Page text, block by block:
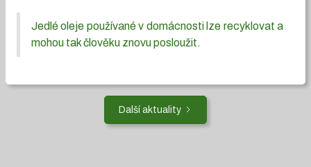
Jedlé oleje používané v domácnosti lze recyklovat a
mohou tak člověku znovu posloužit.
Další aktuality